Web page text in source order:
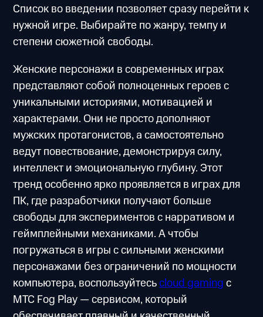
Список во введении позволяет сразу перейти к
нужной игре. Выбирайте по жанру, темпу и
степени сюжетной свободы.
Женские персонажи в современных играх
представляют собой полноценных героев с
уникальными историями, мотивацией и
характерами. Они не просто дополняют
мужских протагонистов, а самостоятельно
ведут повествование, демонстрируя силу,
интеллект и эмоциональную глубину. Этот
тренд особенно ярко проявляется в играх для
ПК, где разработчики получают больше
свободы для экспериментов с нарративом и
геймплейными механиками. А чтобы
погружаться в игры с сильными женскими
персонажами без ограничений по мощности
компьютера, воспользуйтесьcloud gamingс
МТС Fog Play — сервисом, который